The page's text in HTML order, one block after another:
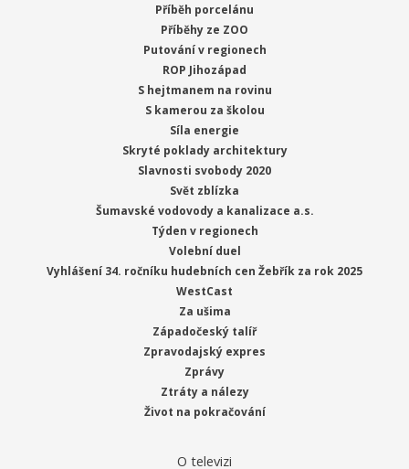
Příběh porcelánu
Příběhy ze ZOO
Putování v regionech
ROP Jihozápad
S hejtmanem na rovinu
S kamerou za školou
Síla energie
Skryté poklady architektury
Slavnosti svobody 2020
Svět zblízka
Šumavské vodovody a kanalizace a.s.
Týden v regionech
Volební duel
Vyhlášení 34. ročníku hudebních cen Žebřík za rok 2025
WestCast
Za ušima
Západočeský talíř
Zpravodajský expres
Zprávy
Ztráty a nálezy
Život na pokračování
O televizi